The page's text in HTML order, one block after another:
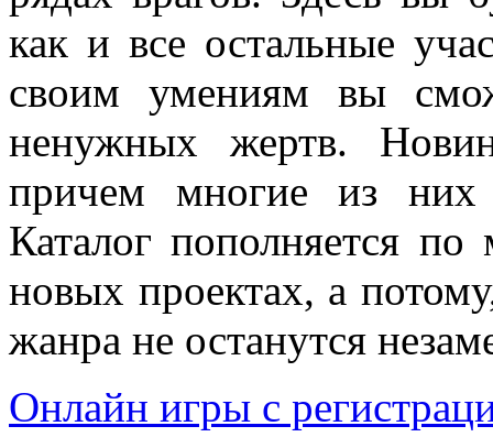
как и все остальные
своим умениям вы
ненужных жертв.
причем многие из них
Каталог пополняется
новых проектах, а
жанра не останутся
Онлайн игры с